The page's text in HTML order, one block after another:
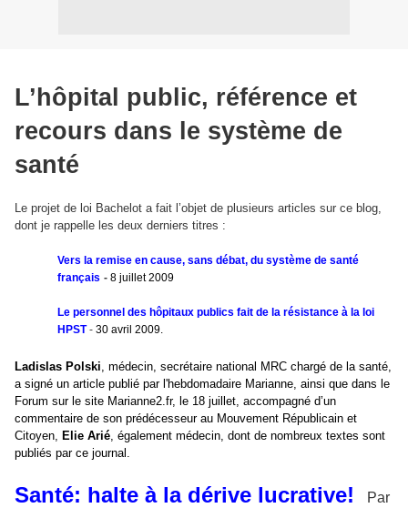
L’hôpital public, référence et
recours dans le système de
santé
Le projet de loi Bachelot a fait l’objet de plusieurs articles sur ce blog,
dont je rappelle les deux derniers titres :
Vers la remise en cause, sans débat, du système de santé
français - 8 juillet 2009
Le personnel des hôpitaux publics fait de la résistance à la loi
HPST-30 avril 2009.
Ladislas Polski, médecin, secrétaire national MRC chargé de la santé,
a signé un article publié par l'hebdomadaire Marianne, ainsi que dans le
Forum sur le site Marianne2.fr, le 18 juillet, accompagné d’un
commentaire de son prédécesseur au Mouvement Républicain et
Citoyen, Elie Arié, également médecin, dont de nombreux textes sont
publiés par ce journal.
Santé: halte à la dérive lucrative!
Par